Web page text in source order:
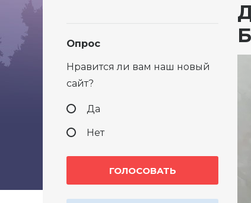
Опрос
Нравится ли вам наш новый
сайт?
Да
Нет